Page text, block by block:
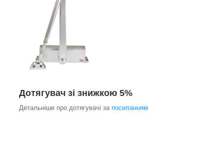
Дотягувач зі знижкою 5%
Детальніше про дотягувачі за посиланням